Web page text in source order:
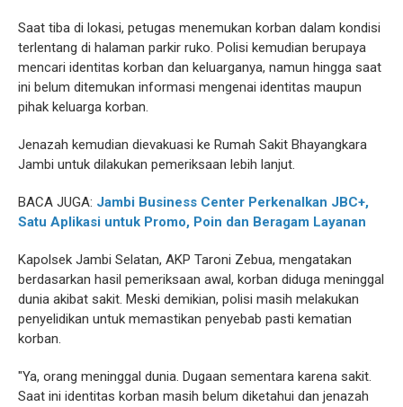
Saat tiba di lokasi, petugas menemukan korban dalam kondisi
terlentang di halaman parkir ruko. Polisi kemudian berupaya
mencari identitas korban dan keluarganya, namun hingga saat
ini belum ditemukan informasi mengenai identitas maupun
pihak keluarga korban.
Jenazah kemudian dievakuasi ke Rumah Sakit Bhayangkara
Jambi untuk dilakukan pemeriksaan lebih lanjut.
BACA JUGA: Jambi Business Center Perkenalkan JBC+,
Satu Aplikasi untuk Promo, Poin dan Beragam Layanan
Kapolsek Jambi Selatan, AKP Taroni Zebua, mengatakan
berdasarkan hasil pemeriksaan awal, korban diduga meninggal
dunia akibat sakit. Meski demikian, polisi masih melakukan
penyelidikan untuk memastikan penyebab pasti kematian
korban.
"Ya, orang meninggal dunia. Dugaan sementara karena sakit.
Saat ini identitas korban masih belum diketahui dan jenazah